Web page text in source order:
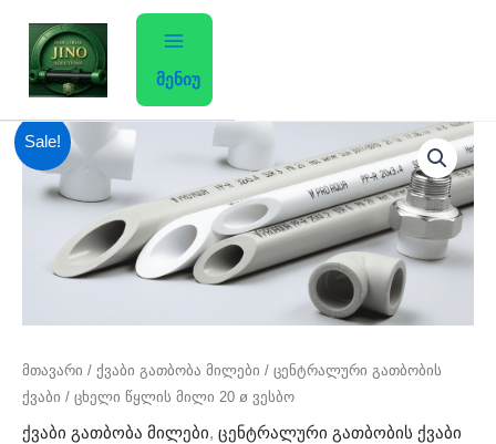
content
მენიუ
Sale!
მთავარი / ქვაბი გათბობა მილები / ცენტრალური გათბობის
ქვაბი / ცხელი წყლის მილი 20 ø ვესბო
ქვაბი გათბობა მილები, ცენტრალური გათბობის ქვაბი
Original
price
was:
2,00 ₾.
Current
price
is:
1,90 ₾.
რაოდენობა:
ცხელი
წყლის
მილი